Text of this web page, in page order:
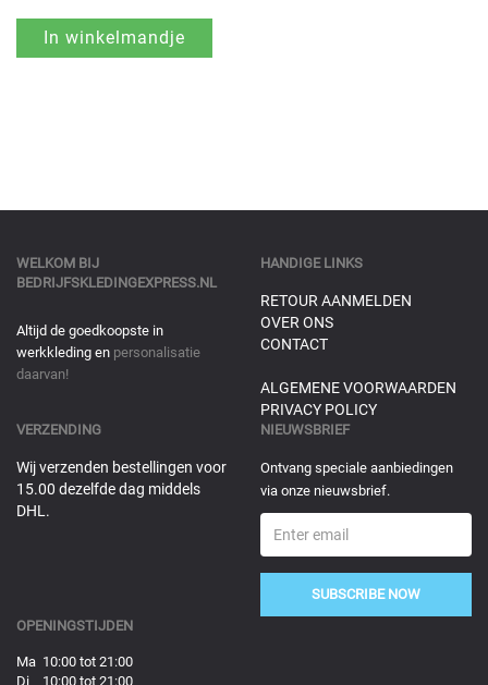
WELKOM BIJ
BEDRIJFSKLEDINGEXPRESS.NL
Altijd de goedkoopste in
werkkleding en personalisatie
daarvan!
HANDIGE LINKS
RETOUR AANMELDEN
OVER ONS
CONTACT
ALGEMENE VOORWAARDEN
PRIVACY POLICY
VERZENDING
Wij verzenden bestellingen voor
15.00 dezelfde dag middels
DHL.
NIEUWSBRIEF
Ontvang speciale aanbiedingen
via onze nieuwsbrief.
SUBSCRIBE NOW
OPENINGSTIJDEN
Ma 10:00 tot 21:00
Di 10:00 tot 21:00